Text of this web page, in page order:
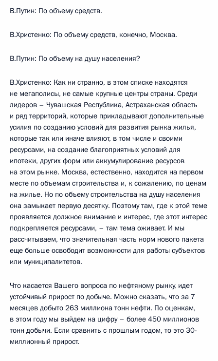
В.Путин: По объему средств.
В.Христенко: По объему средств, конечно, Москва.
В.Путин: По объему на душу населения?
В.Христенко: Как ни странно, в этом списке находятся
не мегаполисы, не самые крупные центры страны. Среди
лидеров – Чувашская Республика, Астраханская область
и ряд территорий, которые прикладывают дополнительные
усилия по созданию условий для развития рынка жилья,
которые так или иначе влияют, в том числе и своими
ресурсами, на создание благоприятных условий для
ипотеки, других форм или аккумулирование ресурсов
на этом рынке. Москва, естественно, находится на первом
месте по объемам строительства и, к сожалению, по ценам
на жилье. Но по объему строительства на душу населения
она замыкает первую десятку. Поэтому там, где к этой теме
проявляется должное внимание и интерес, где этот интерес
подкрепляется ресурсами, – там тема оживает. И мы
рассчитываем, что значительная часть норм нового пакета
еще больше освободит возможности для работы субъектов
или муниципалитетов.
Что касается Вашего вопроса по нефтяному рынку, идет
устойчивый прирост по добыче. Можно сказать, что за 7
месяцев добыто 263 миллиона тонн нефти. По оценкам,
в этом году мы выйдем на цифру – более 450 миллионов
тонн добычи. Если сравнить с прошлым годом, то это 30-
миллионный прирост.